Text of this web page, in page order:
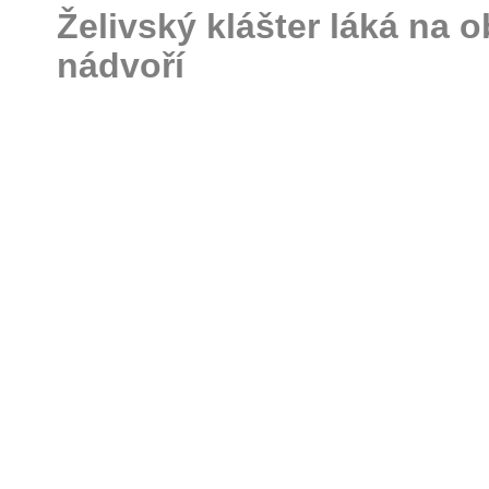
Želivský klášter láká na
nádvoří